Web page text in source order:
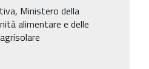
Ministero della
alimentare e delle